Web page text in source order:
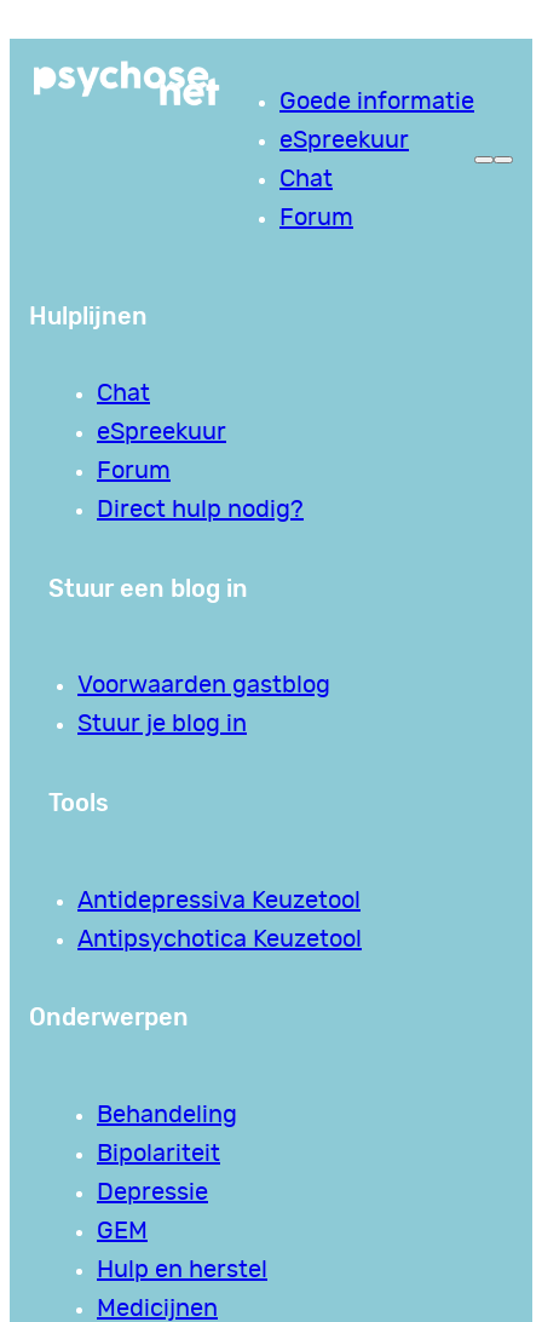
naar
Goede informatie
eSpreekuur
Chat
Forum
Hulplijnen
Chat
eSpreekuur
Forum
Direct hulp nodig?
Stuur een blog in
Voorwaarden gastblog
Stuur je blog in
Tools
Antidepressiva Keuzetool
Antipsychotica Keuzetool
Onderwerpen
Behandeling
Bipolariteit
Depressie
GEM
Hulp en herstel
Medicijnen